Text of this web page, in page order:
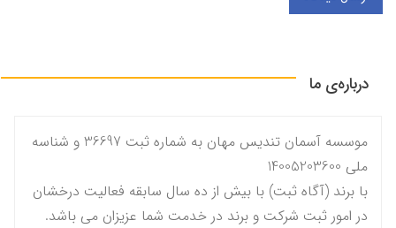
درباره‌ی ما
موسسه آسمان تندیس مهان به شماره ثبت 36697 و شناسه
ملی 14005203600
با برند (آگاه ثبت) با بیش از ده سال سابقه فعالیت درخشان
در امور ثبت شرکت و برند در خدمت شما عزیزان می باشد.